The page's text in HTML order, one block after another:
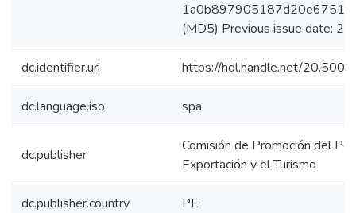
(MD5) Previous issue date:
dc.identifier.uri https://hdl.handle.net/
dc.language.iso spa
dc.publisher
Comisión de Promoción del
Exportación y el Turismo
dc.publisher.country PE